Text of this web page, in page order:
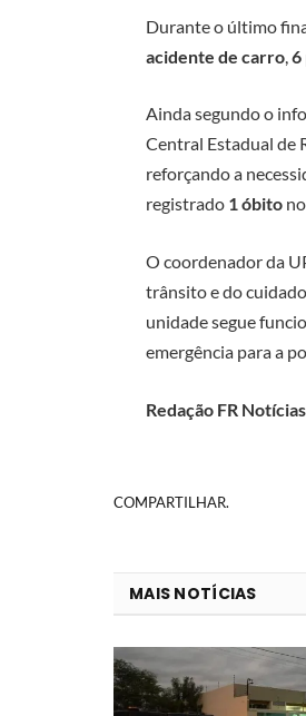
Durante o último
acidente de carro ,6
Ainda segundo o
Central Estadual de
reforçando a
registrado 1 óbito
O coordenador da
trânsito e do
unidade segue
emergência para a
Redação FR Notícias
COMPARTILHAR.
MAIS NOTÍCIAS